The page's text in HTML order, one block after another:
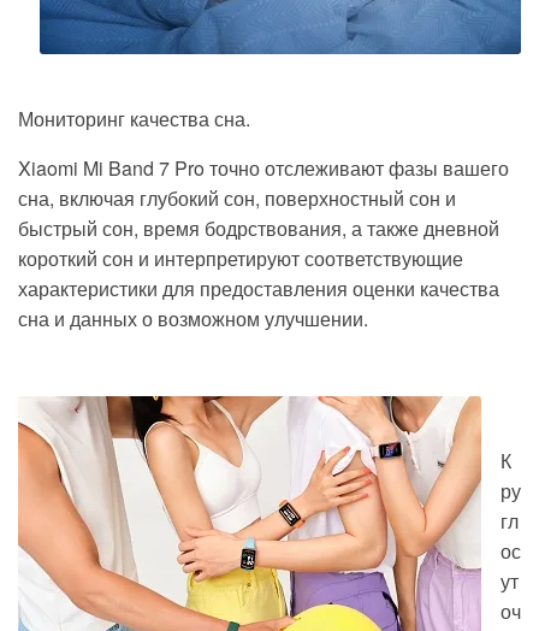
Мониторинг качества сна.
Xiaomi Mi Band 7 Pro точно отслеживают фазы вашего
сна, включая глубокий сон, поверхностный сон и
быстрый сон, время бодрствования, а также дневной
короткий сон и интерпретируют соответствующие
характеристики для предоставления оценки качества
сна и данных о возможном улучшении.
К
ру
гл
ос
ут
оч